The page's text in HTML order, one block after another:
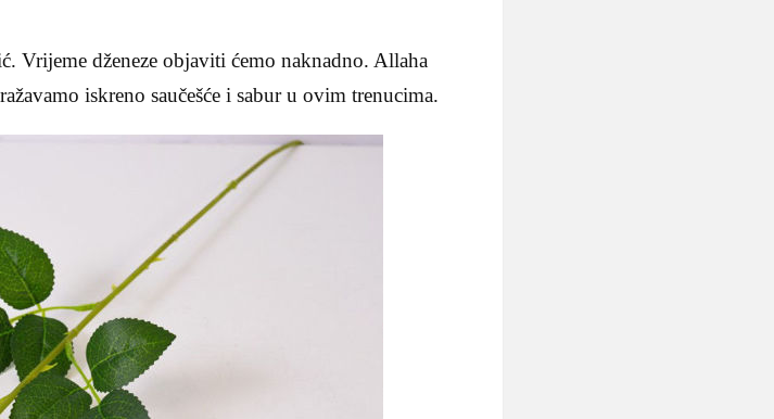
Vrijeme dženeze objaviti ćemo naknadno. Allaha
iskreno saučešće i sabur u ovim trenucima.